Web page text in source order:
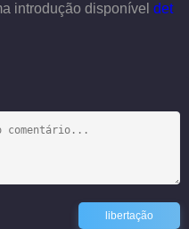
introdução disponível det